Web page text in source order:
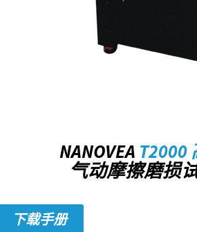
NANOVEA T2000
气动摩擦磨损
下载手册